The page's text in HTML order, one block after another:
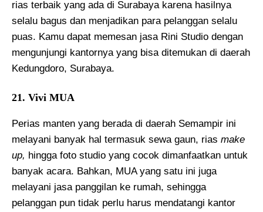
rias terbaik yang ada di Surabaya karena hasilnya
selalu bagus dan menjadikan para pelanggan selalu
puas. Kamu dapat memesan jasa Rini Studio dengan
mengunjungi kantornya yang bisa ditemukan di daerah
Kedungdoro, Surabaya.
21. Vivi MUA
Perias manten yang berada di daerah Semampir ini
melayani banyak hal termasuk sewa gaun, rias make
up, hingga foto studio yang cocok dimanfaatkan untuk
banyak acara. Bahkan, MUA yang satu ini juga
melayani jasa panggilan ke rumah, sehingga
pelanggan pun tidak perlu harus mendatangi kantor